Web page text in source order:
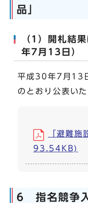
品」
（1）開札結
年7月13日）
平成30年7月13
のとおり公表いた
「避難
93.54KB)
6 指名競争